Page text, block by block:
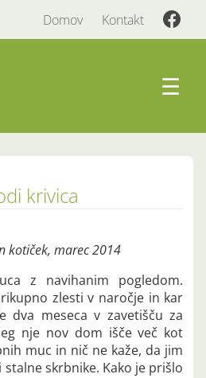
Domov Kontakt
☰
krivica
kotiček, marec 2014
z navihanim pogledom.
zlesti v naročje in kar
dva meseca v zavetišču za
nje nov dom išče več kot
muc in nič ne kaže, da jim
skrbnike. Kako je prišlo